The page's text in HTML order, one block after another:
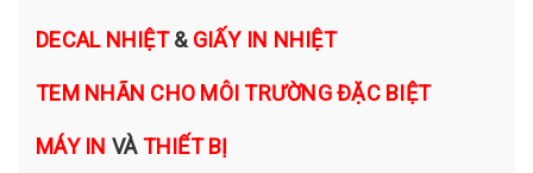
DECAL NHIỆT&GIẤY IN NHIỆT
TEM NHÃN CHO MÔI TRƯỜNG ĐẶC BIỆT
MÁY IN VÀTHIẾT BỊ